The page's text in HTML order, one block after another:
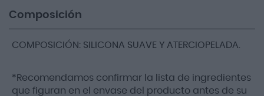
Composición
COMPOSICIÓN: SILICONA SUAVE Y ATERCIOPELADA.
*Recomendamos confirmar la lista de ingredientes
que figuran en el envase del producto antes de su